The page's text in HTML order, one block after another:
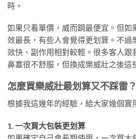
時。
如果只看單價，威而鋼最便宜。但如
效最長，有些人會覺得更划算。不過
效快、副作用相對較輕。很多客人跟
鼻塞很不舒服，但換成樂威壯之後這
怎麼買樂威壯最划算又不踩雷？
根據我這幾年的經驗，給大家幾個實
1. 一次買大包裝更划算